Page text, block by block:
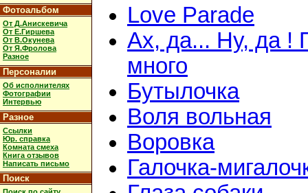
Фотоальбом
От Д.Анискевича
От Е.Гиршева
От В.Окунева
От Я.Фролова
Разное
Персоналии
Об исполнителях
Фотографии
Интервью
Разное
Ссылки
Юр. справка
Комната смеха
Книга отзывов
Написать письмо
Поиск
Love Parade
Ах, да... Ну, да !
много
Бутылочка
Воля вольная
Воровка
Галочка-